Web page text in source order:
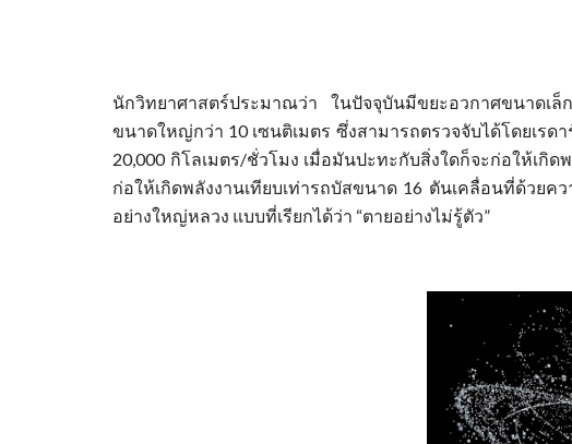
นักวิทยาศาสตร์ประมาณว่า ในปัจจุบันมีขยะอวกาศขนาดเล็
ขนาดใหญ่กว่า 10 เซนติเมตร ซึ่งสามารถตรวจจับได้โดยเ
20,000 กิโลเมตร/ชั่วโมง เมื่อมันปะทะกับสิ่งใดก็จะก่อให้เกิ
ก่อให้เกิดพลังงานเทียบเท่ารถบัสขนาด 16 ตันเคลื่อนที่ด้วยค
อย่างใหญ่หลวง แบบที่เรียกได้ว่า “ตายอย่างไม่รู้ตัว”